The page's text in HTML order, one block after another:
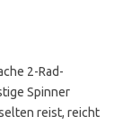
2-Rad-
Spinner
reist, reicht